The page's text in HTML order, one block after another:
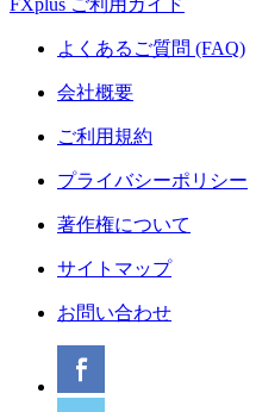
FXplus ご利用ガイド
よくあるご質問 (FAQ)
会社概要
ご利用規約
プライバシーポリシー
著作権について
サイトマップ
お問い合わせ